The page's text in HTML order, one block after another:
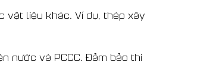
vật liệu khác. Ví dụ, thép xây
nước và PCCC. Đảm bảo thi